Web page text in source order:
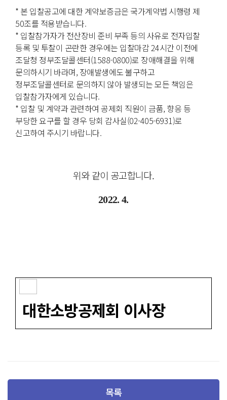
* 본 입찰공고에 대한 계약보증금은 국가계약법 시행령 제
50조를 적용받습니다.
* 입찰참가자가 전산장비 준비 부족 등의 사유로 전자입찰
등록 및 투찰이 곤란한 경우에는 입찰마감 24시간 이전에
조달청 정부조달콜센터(1588-0800)로 장애해결을 위해
문의하시기 바라며, 장애발생에도 불구하고
정부조달콜센터로 문의하지 않아 발생되는 모든 책임은
입찰참가자에게 있습니다.
* 입찰 및 계약과 관련하여 공제회 직원이 금품, 향응 등
부당한 요구를 할 경우 당회 감사실(02-405-6931)로
신고하여 주시기 바랍니다.
위와 같이 공고합니다.
2022. 4.
대한소방공제회 이사장
목록